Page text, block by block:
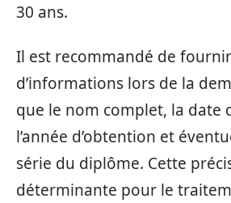
30 ans.
Il est recommandé de
d’informations lors de la
que le nom complet, la date
l’année d’obtention et
série du diplôme. Cette
déterminante pour le